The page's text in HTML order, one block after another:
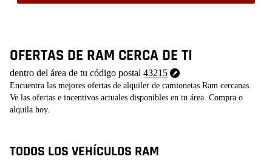
OFERTAS DE RAM CERCA DE TI
43215
Cambiar
código
postal
dentro del área de tu código postal 43215
Encuentra las mejores ofertas de alquiler de camionetas Ram cercanas.
Ve las ofertas e incentivos actuales disponibles en tu área. Compra o
alquila hoy.
TODOS LOS VEHÍCULOS RAM